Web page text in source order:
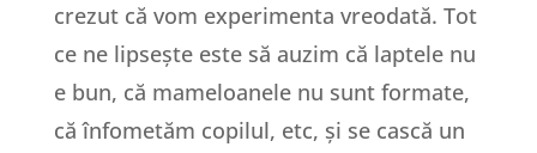
crezut că vom experimenta vreodată. Tot
ce ne lipsește este să auzim că laptele nu
e bun, că mameloanele nu sunt formate,
că înfometăm copilul, etc, și se cască un